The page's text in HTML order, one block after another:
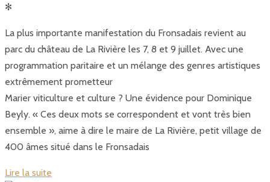
✻
La plus importante manifestation du Fronsadais revient au
parc du château de La Rivière les 7, 8 et 9 juillet. Avec une
programmation paritaire et un mélange des genres artistiques
extrêmement prometteur
Marier viticulture et culture ? Une évidence pour Dominique
Beyly. « Ces deux mots se correspondent et vont très bien
ensemble », aime à dire le maire de La Rivière, petit village de
400 âmes situé dans le Fronsadais
Lire la suite